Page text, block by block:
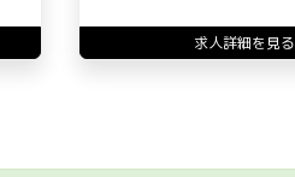
求人詳細を見る